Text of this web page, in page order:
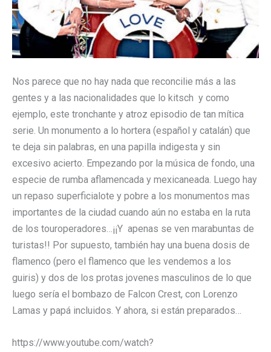
Nos parece que no hay nada que reconcilie más a las
gentes y a las nacionalidades que lo kitsch y como
ejemplo, este tronchante y atroz episodio de tan mítica
serie. Un monumento a lo hortera (español y catalán) que
te deja sin palabras, en una papilla indigesta y sin
excesivo acierto. Empezando por la música de fondo, una
especie de rumba aflamencada y mexicaneada. Luego hay
un repaso superficialote y pobre a los monumentos mas
importantes de la ciudad cuando aún no estaba en la ruta
de los touroperadores…¡¡Y apenas se ven marabuntas de
turistas!! Por supuesto, también hay una buena dosis de
flamenco (pero el flamenco que les vendemos a los
guiris) y dos de los protas jovenes masculinos de lo que
luego sería el bombazo de Falcon Crest, con Lorenzo
Lamas y papá incluidos. Y ahora, si están preparados…
https://www.youtube.com/watch?